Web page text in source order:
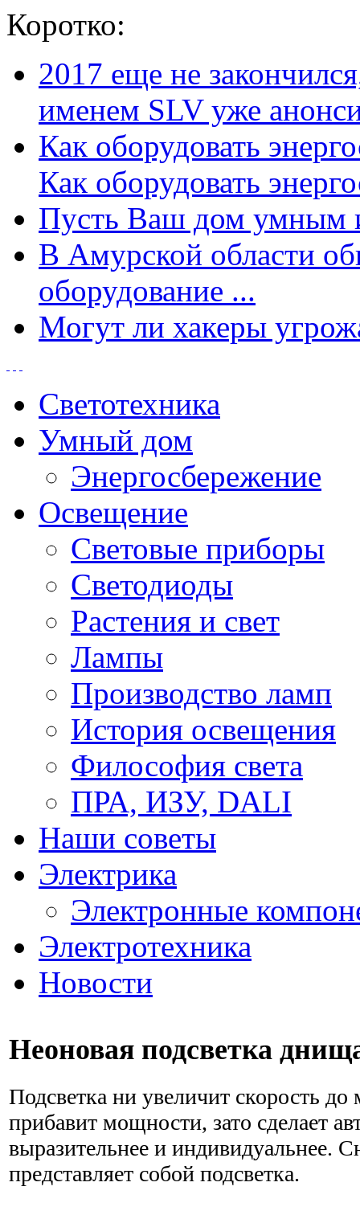
Коротко:
2017 еще не
именем SLV уже
Как оборудовать
Как оборудовать
Пусть Ваш дом умным
В Амурской области
оборудование ...
Могут ли хакеры
Светотехника
Умный дом
Энергосбережение
Освещение
Световые приборы
Светодиоды
Растения и свет
Лампы
Производство ламп
История освещения
Философия света
ПРА, ИЗУ, DALI
Наши советы
Электрика
Электронные
Электротехника
Новости
Неоновая подсветка
Подсветка ни увеличит скорость
прибавит мощности, зато сделает
выразительнее и индивидуальнее.
представляет собой подсветка.